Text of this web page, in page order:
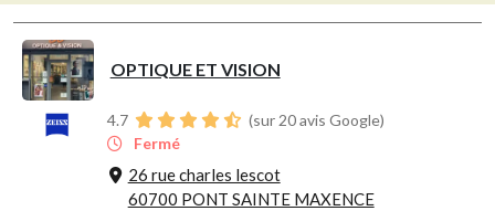
OPTIQUE ET VISION
4.7
(sur 20 avis Google)
Fermé
26 rue charles lescot
60700 PONT SAINTE MAXENCE